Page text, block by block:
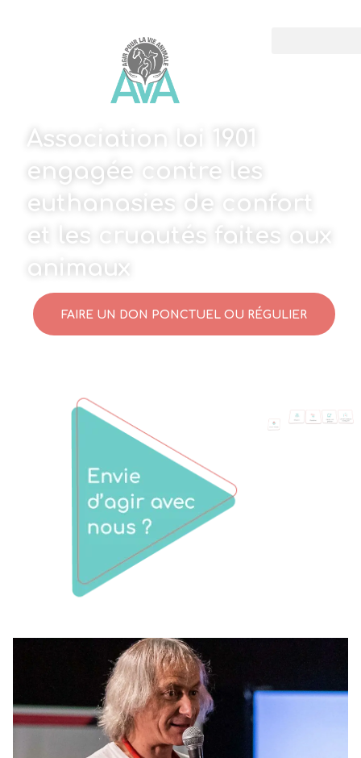
Association loi 1901
engagée contre les
euthanasies de confort
et les cruautés faites aux
animaux
FAIRE UN DON PONCTUEL OU RÉGULIER